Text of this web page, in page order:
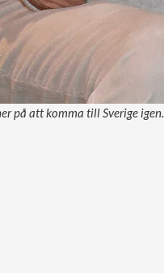
på att komma till Sverige igen.